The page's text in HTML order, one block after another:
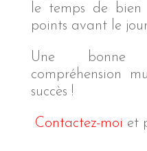
le temps de
points avant le
Une bonne
compréhension
succès !
Contactez-moi et